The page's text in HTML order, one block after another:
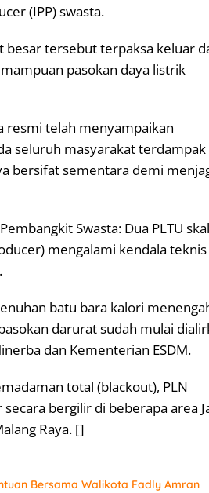
(IPP) swasta.
besar tersebut terpaksa keluar
pasokan daya listrik
resmi telah menyampaikan
seluruh masyarakat terdampak
bersifat sementara demi
Swasta: Dua PLTU
mengalami kendala teknis
batu bara kalori
darurat sudah mulai
dan Kementerian ESDM.
total (blackout), PLN
bergilir di beberapa area
Raya. []
Bersama Walikota Fadly Amran